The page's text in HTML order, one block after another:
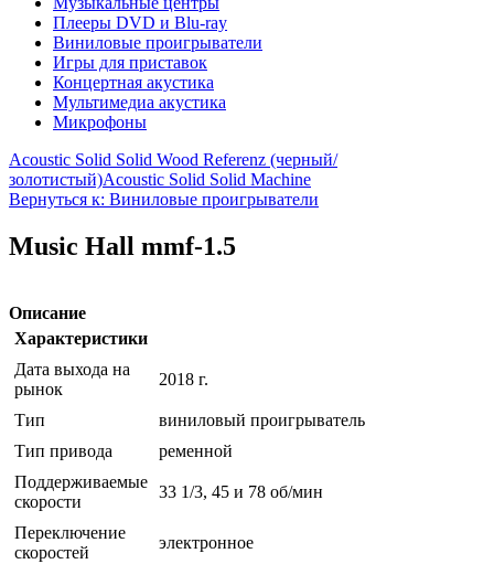
Плееры DVD и Blu-ray
Виниловые проигрыватели
Игры для приставок
Концертная акустика
Мультимедиа акустика
Микрофоны
Acoustic Solid Solid Wood Referenz (черный/
золотистый)Acoustic Solid Solid Machine
Вернуться к: Виниловые проигрыватели
Music Hall mmf-1.5
Описание
Характеристики
Дата выхода на
рынок
2018 г.
Тип
виниловый проигрыватель
Тип привода
ременной
Поддерживаемые
скорости
33 1/3, 45 и 78 об/мин
Переключение
скоростей
электронное